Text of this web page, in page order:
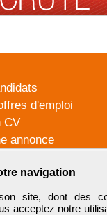
navigation
site, dont des
acceptez notre
d'emploi
CV
annonce